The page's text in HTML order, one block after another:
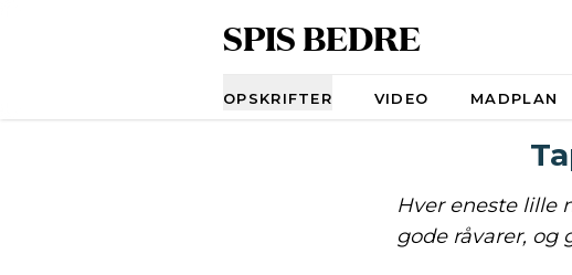
SPIS BEDRE
OPSKRIFTER VIDEO MADPLAN
Hver eneste lille
gode råvarer,